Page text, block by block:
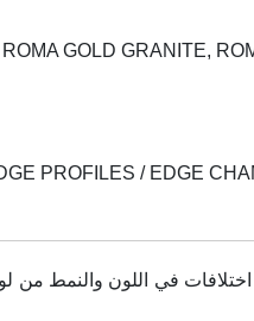
ROMA GOLD GRANITE,
PROFILES / EDGE
في اللون والنمط من لوح